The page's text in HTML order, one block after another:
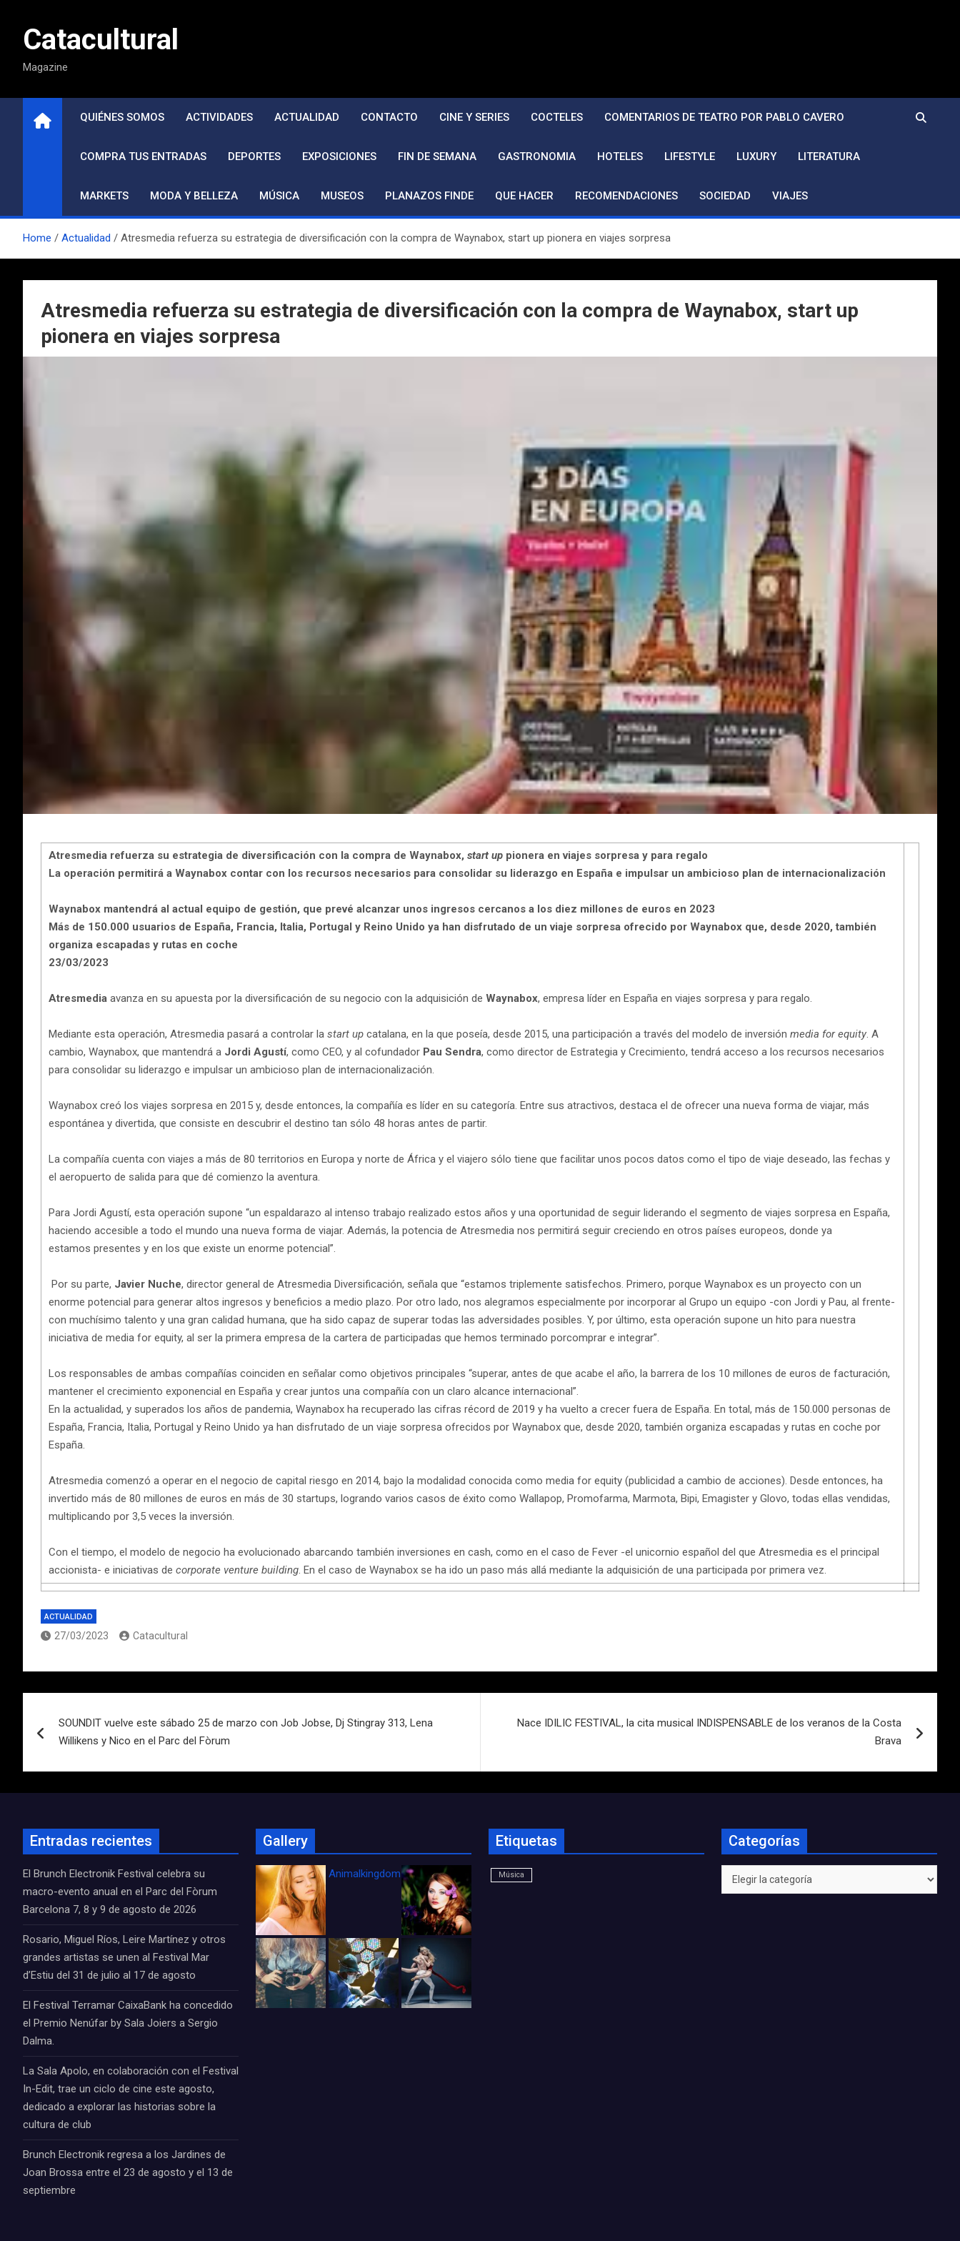
contenidoCatacultural
Magazine
QUIÉNES SOMOS ACTIVIDADES ACTUALIDAD CONTACTO CINE Y SERIES COCTELES COMENTARIOS DE TEATRO POR PABLO CAVERO
COMPRA TUS ENTRADAS DEPORTES EXPOSICIONES FIN DE SEMANA GASTRONOMIA HOTELES LIFESTYLE LUXURY LITERATURA
MARKETS MODA Y BELLEZA MÚSICA MUSEOS PLANAZOS FINDE QUE HACER RECOMENDACIONES SOCIEDAD VIAJES
Home Actualidad Atresmedia refuerza su estrategia de diversificación con la compra de Waynabox, start up pionera en viajes sorpresa
Atresmedia refuerza su estrategia de diversificación con la compra de Waynabox, start up
pionera en viajes sorpresa
Atresmedia refuerza su estrategia de diversificación con la compra de Waynabox, start up pionera en viajes sorpresa y para regalo
La operación permitirá a Waynabox contar con los recursos necesarios para consolidar su liderazgo en España e impulsar un ambicioso plan de internacionalización
Waynabox mantendrá al actual equipo de gestión, que prevé alcanzar unos ingresos cercanos a los diez millones de euros en 2023
Más de 150.000 usuarios de España, Francia, Italia, Portugal y Reino Unido ya han disfrutado de un viaje sorpresa ofrecido por Waynabox que, desde 2020, también
organiza escapadas y rutas en coche
23/03/2023
Atresmedia avanza en su apuesta por la diversificación de su negocio con la adquisición de Waynabox, empresa líder en España en viajes sorpresa y para regalo.
Mediante esta operación, Atresmedia pasará a controlar la start up catalana, en la que poseía, desde 2015, una participación a través del modelo de inversión media for equity. A
cambio, Waynabox, que mantendrá a Jordi Agustí, como CEO, y al cofundador Pau Sendra, como director de Estrategia y Crecimiento, tendrá acceso a los recursos necesarios
para consolidar su liderazgo e impulsar un ambicioso plan de internacionalización.
Waynabox creó los viajes sorpresa en 2015 y, desde entonces, la compañía es líder en su categoría. Entre sus atractivos, destaca el de ofrecer una nueva forma de viajar, más
espontánea y divertida, que consiste en descubrir el destino tan sólo 48 horas antes de partir.
La compañía cuenta con viajes a más de 80 territorios en Europa y norte de África y el viajero sólo tiene que facilitar unos pocos datos como el tipo de viaje deseado, las fechas y
el aeropuerto de salida para que dé comienzo la aventura.
Para Jordi Agustí, esta operación supone “un espaldarazo al intenso trabajo realizado estos años y una oportunidad de seguir liderando el segmento de viajes sorpresa en España,
haciendo accesible a todo el mundo una nueva forma de viajar. Además, la potencia de Atresmedia nos permitirá seguir creciendo en otros países europeos, donde ya
estamos presentes y en los que existe un enorme potencial”.
Por su parte, Javier Nuche, director general de Atresmedia Diversificación, señala que “estamos triplemente satisfechos. Primero, porque Waynabox es un proyecto con un
enorme potencial para generar altos ingresos y beneficios a medio plazo. Por otro lado, nos alegramos especialmente por incorporar al Grupo un equipo -con Jordi y Pau, al frente-
con muchísimo talento y una gran calidad humana, que ha sido capaz de superar todas las adversidades posibles. Y, por último, esta operación supone un hito para nuestra
iniciativa de media for equity, al ser la primera empresa de la cartera de participadas que hemos terminado porcomprar e integrar”.
Los responsables de ambas compañías coinciden en señalar como objetivos principales “superar, antes de que acabe el año, la barrera de los 10 millones de euros de facturación,
mantener el crecimiento exponencial en España y crear juntos una compañía con un claro alcance internacional”.
En la actualidad, y superados los años de pandemia, Waynabox ha recuperado las cifras récord de 2019 y ha vuelto a crecer fuera de España. En total, más de 150.000 personas de
España, Francia, Italia, Portugal y Reino Unido ya han disfrutado de un viaje sorpresa ofrecidos por Waynabox que, desde 2020, también organiza escapadas y rutas en coche por
España.
Atresmedia comenzó a operar en el negocio de capital riesgo en 2014, bajo la modalidad conocida como media for equity (publicidad a cambio de acciones). Desde entonces, ha
invertido más de 80 millones de euros en más de 30 startups, logrando varios casos de éxito como Wallapop, Promofarma, Marmota, Bipi, Emagister y Glovo, todas ellas vendidas,
multiplicando por 3,5 veces la inversión.
Con el tiempo, el modelo de negocio ha evolucionado abarcando también inversiones en cash, como en el caso de Fever -el unicornio español del que Atresmedia es el principal
accionista- e iniciativas de corporate venture building. En el caso de Waynabox se ha ido un paso más allá mediante la adquisición de una participada por primera vez.
ACTUALIDAD
27/03/2023 Catacultural
de
entradas
SOUNDIT vuelve este sábado 25 de marzo con Job Jobse, Dj Stingray 313, Lena
Willikens y Nico en el Parc del Fòrum
Nace IDILIC FESTIVAL, la cita musical INDISPENSABLE de los veranos de la Costa
Brava
Entradas recientes
El Brunch Electronik Festival celebra su
macro-evento anual en el Parc del Fòrum
Barcelona 7, 8 y 9 de agosto de 2026
Rosario, Miguel Ríos, Leire Martínez y otros
grandes artistas se unen al Festival Mar
d’Estiu del 31 de julio al 17 de agosto
El Festival Terramar CaixaBank ha concedido
el Premio Nenúfar by Sala Joiers a Sergio
Dalma.
La Sala Apolo, en colaboración con el Festival
In-Edit, trae un ciclo de cine este agosto,
dedicado a explorar las historias sobre la
cultura de club
Brunch Electronik regresa a los Jardines de
Joan Brossa entre el 23 de agosto y el 13 de
septiembre
Gallery
Animalkingdom_FichaCine
Etiquetas
Música
Categorías
Categorías